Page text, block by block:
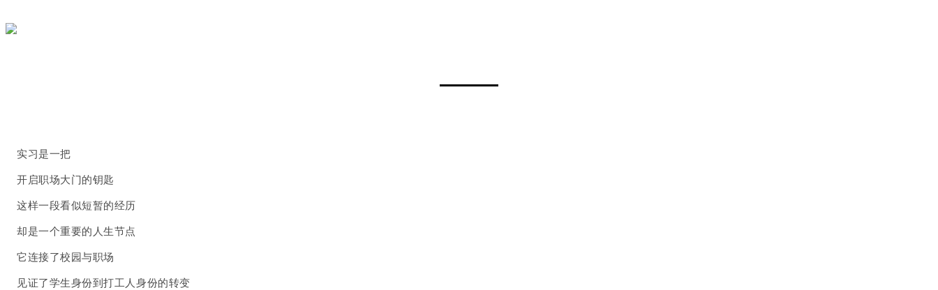
实习是一把
开启职场大门的钥匙
这样一段看似短暂的经历
却是一个重要的人生节点
它连接了校园与职场
见证了学生身份到打工人身份的转变